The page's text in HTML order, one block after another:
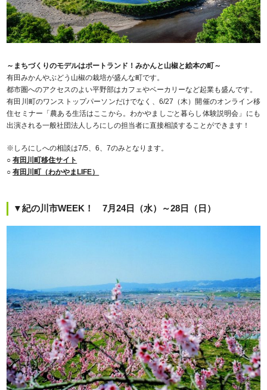
～まちづくりのモデルはポートランド！みかんと山椒と絵本の町～
有田みかんやぶどう山椒の栽培が盛んな町です。
都市圏へのアクセスのよい平野部はカフェやベーカリーなど起業も盛んです。
有田川町のワンストップパーソンだけでなく、6/27（木）開催のオンライン移
住セミナー「農ある生活はここから。わかやましごと暮らし体験説明会」にも
出演される一般社団法人しろにしの担当者に直接相談することができます！
※しろにしへの相談は7/5、6、7のみとなります。
○有田川町移住サイト
○有田川町（わかやまLIFE）
▼紀の川市WEEK！ 7月24日（水）～28日（日）